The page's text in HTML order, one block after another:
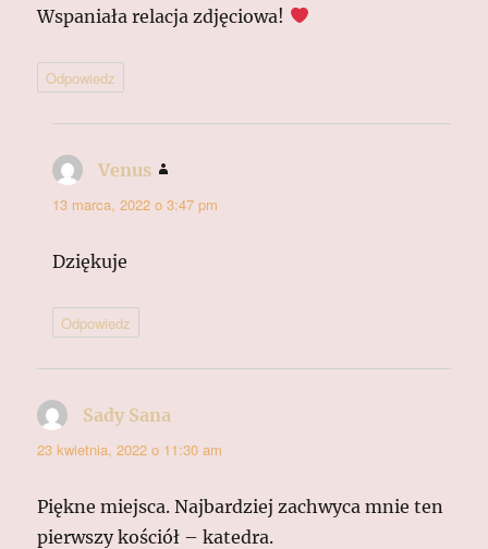
Wspaniała relacja zdjęciowa!
Odpowiedz
Venus
13 marca, 2022 o 3:47 pm
Dziękuje
Odpowiedz
Sady Sana
23 kwietnia, 2022 o 11:30 am
Piękne miejsca. Najbardziej zachwyca mnie ten
pierwszy kościół – katedra.